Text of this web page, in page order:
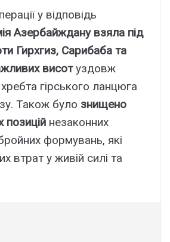
у відповідь
Азербайждану взяла під
Гирхгиз, Сарибаба та
висотуздовж
гірського ланцюга
Також було знищено
позицій незаконних
формувань, які
втрат у живій силі та